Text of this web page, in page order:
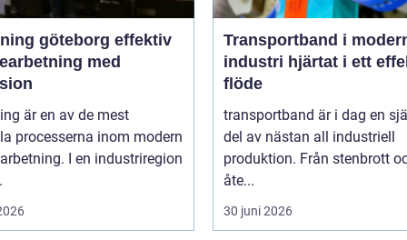
göteborg effektiv
med
är en av de mest
processerna inom modern
I en industriregion
Transportband i
industri hjärtat i ett effektivt
flöde
transportband är i dag en
del av nästan all industriell
produktion. Från stenbrott
åte...
30 juni 2026